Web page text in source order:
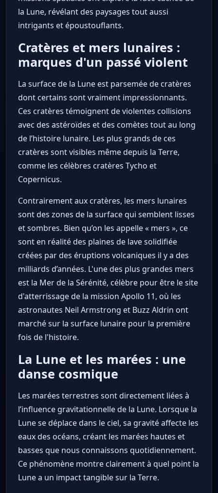
la Lune, révélant des paysages tout aussi
intrigants et époustouflants.
Cratères et mers lunaires :
marques d'un passé violent
La surface de la Lune est parsemée de cratères
dont certains sont vraiment impressionnants.
Ces cratères témoignent de violentes collisions
avec des astéroïdes et des comètes tout au long
de l’histoire lunaire. Les plus grands de ces
cratères sont visibles même depuis la Terre,
comme les célèbres cratères Tycho et
Copernicus.
Contrairement aux cratères, les mers lunaires
sont des zones de la surface qui semblent lisses
et sombres. Bien qu’on les appelle « mers », ce
sont en réalité des plaines de lave solidifiée
créées par des éruptions volcaniques il y a des
milliards d’années. L'une des plus grandes mers
est la Mer de la Sérénité, célèbre pour être le site
d'atterrissage de la mission Apollo 11, où les
astronautes Neil Armstrong et Buzz Aldrin ont
marché sur la surface lunaire pour la première
fois de l'histoire.
La Lune et les marées : une
danse cosmique
Les marées terrestres sont directement liées à
l’influence gravitationnelle de la Lune. Lorsque la
Lune se déplace dans le ciel, sa gravité affecte les
eaux des océans, créant les marées hautes et
basses que nous connaissons quotidiennement.
Ce phénomène montre clairement à quel point la
Lune a un impact tangible sur la Terre.